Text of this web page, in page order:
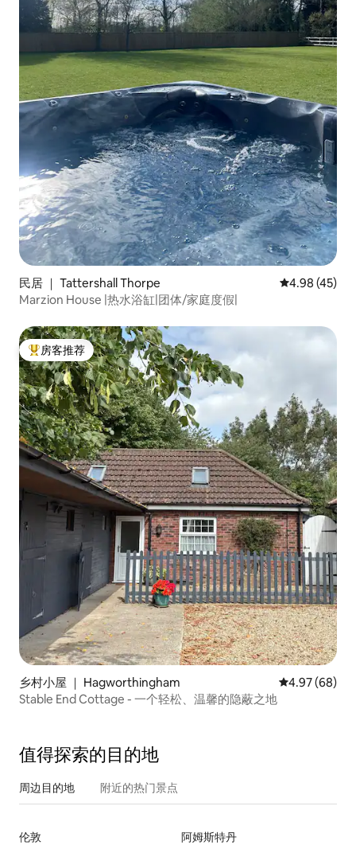
民居 ｜ Tattershall Thorpe 平均评分
4.98 (45)
Marzion House |热水浴缸|团体/家庭度假|
热门「房客推荐」
房客推荐
乡村小屋 ｜ Hagworthingham 平均评分 4.97
4.97 (68)
Stable End Cottage - 一个轻松、温馨的隐蔽之地
值得探索的目的地
周边目的地 附近的热门景点
伦敦
阿姆斯特丹